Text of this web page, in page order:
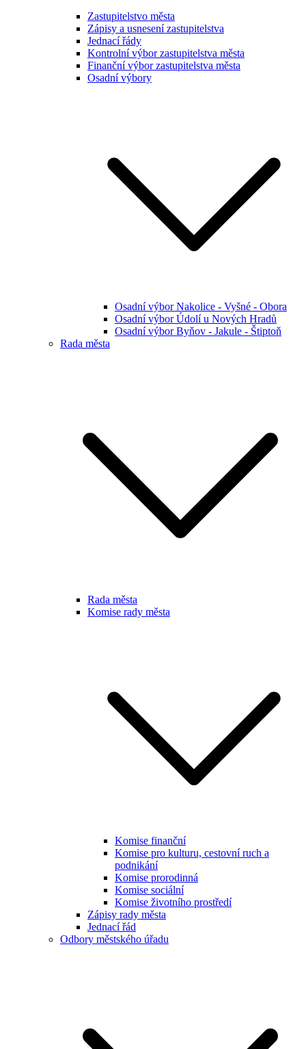
Zastupitelstvo města
Zápisy a usnesení zastupitelstva
Jednací řády
Kontrolní výbor zastupitelstva města
Finanční výbor zastupitelstva města
Osadní výbory
Osadní výbor Nakolice - Vyšné - Obora
Osadní výbor Údolí u Nových Hradů
Osadní výbor Byňov - Jakule - Štiptoň
Rada města
Rada města
Komise rady města
Komise finanční
Komise pro kulturu, cestovní ruch a
podnikání
Komise prorodinná
Komise sociální
Komise životního prostředí
Zápisy rady města
Jednací řád
Odbory městského úřadu